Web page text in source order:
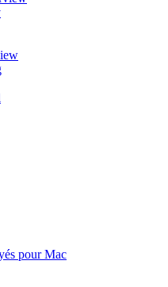
pour Mac